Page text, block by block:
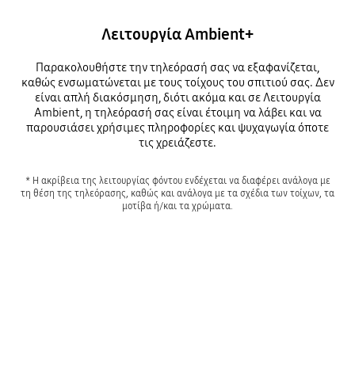
Λειτουργία Ambient+
Παρακολουθήστε την τηλεόρασή σας να εξαφανίζεται,
καθώς ενσωματώνεται με τους τοίχους του σπιτιού σας. Δεν
είναι απλή διακόσμηση, διότι ακόμα και σε Λειτουργία
Ambient, η τηλεόρασή σας είναι έτοιμη να λάβει και να
παρουσιάσει χρήσιμες πληροφορίες και ψυχαγωγία όποτε
τις χρειάζεστε.
* Η ακρίβεια της λειτουργίας φόντου ενδέχεται να διαφέρει ανάλογα με
τη θέση της τηλεόρασης, καθώς και ανάλογα με τα σχέδια των τοίχων, τα
μοτίβα ή/και τα χρώματα.